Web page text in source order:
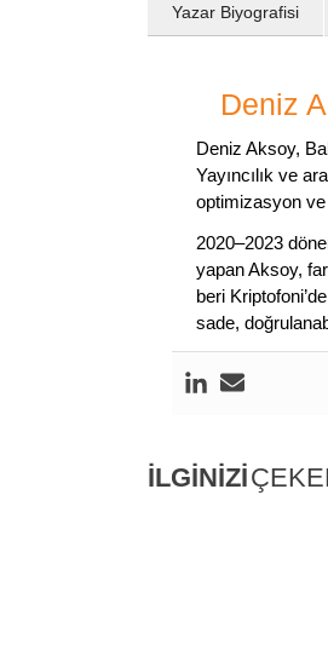
Yazar Biyografisi
Deniz
Deniz Aksoy,
Yayıncılık ve
optimizasyon ve
2020–2023
yapan Aksoy,
beri
sade,
İLGİNİZİ